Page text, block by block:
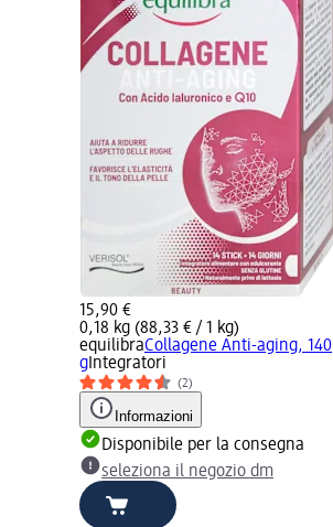
15,90 €
0,18 kg (88,33 € / 1 kg)
equilibraCollagene Anti-aging, 140
g Integratori
(2)
Informazioni
Disponibile per la consegna
seleziona il negozio dm